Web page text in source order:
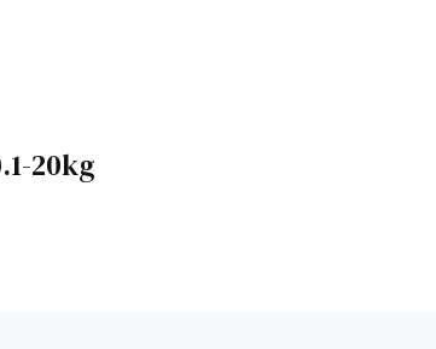
20kg